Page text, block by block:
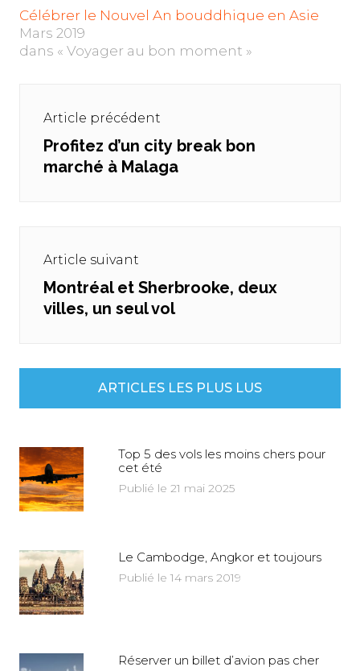
Célébrer le Nouvel An bouddhique en Asie
Mars 2019
dans « Voyager au bon moment »
l’articleArticle précédent
Previous
post:
Profitez d’un city break bon
marché à Malaga
Article suivant
Next
post:
Montréal et Sherbrooke, deux
villes, un seul vol
ARTICLES LES PLUS LUS
Top 5 des vols les moins chers pour
cet été
Publié le 21 mai 2025
Le Cambodge, Angkor et toujours
Publié le 14 mars 2019
Réserver un billet d’avion pas cher